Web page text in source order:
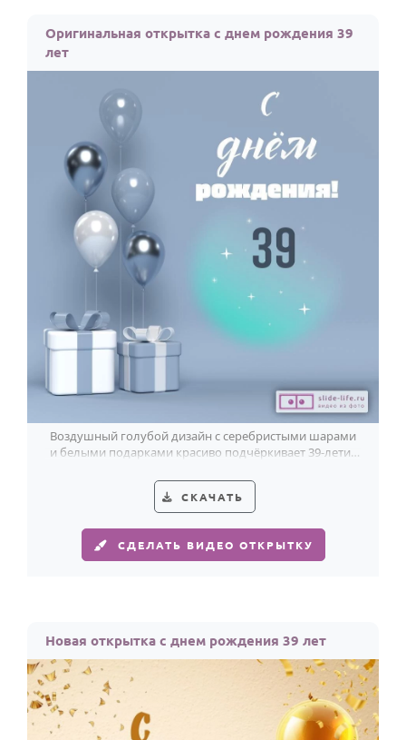
Оригинальная открытка с днем рождения 39
лет
Воздушный голубой дизайн с серебристыми шарами
и белыми подарками красиво подчёркивает 39-летие
СКАЧАТЬ
СДЕЛАТЬ ВИДЕО ОТКРЫТКУ
Новая открытка с днем рождения 39 лет